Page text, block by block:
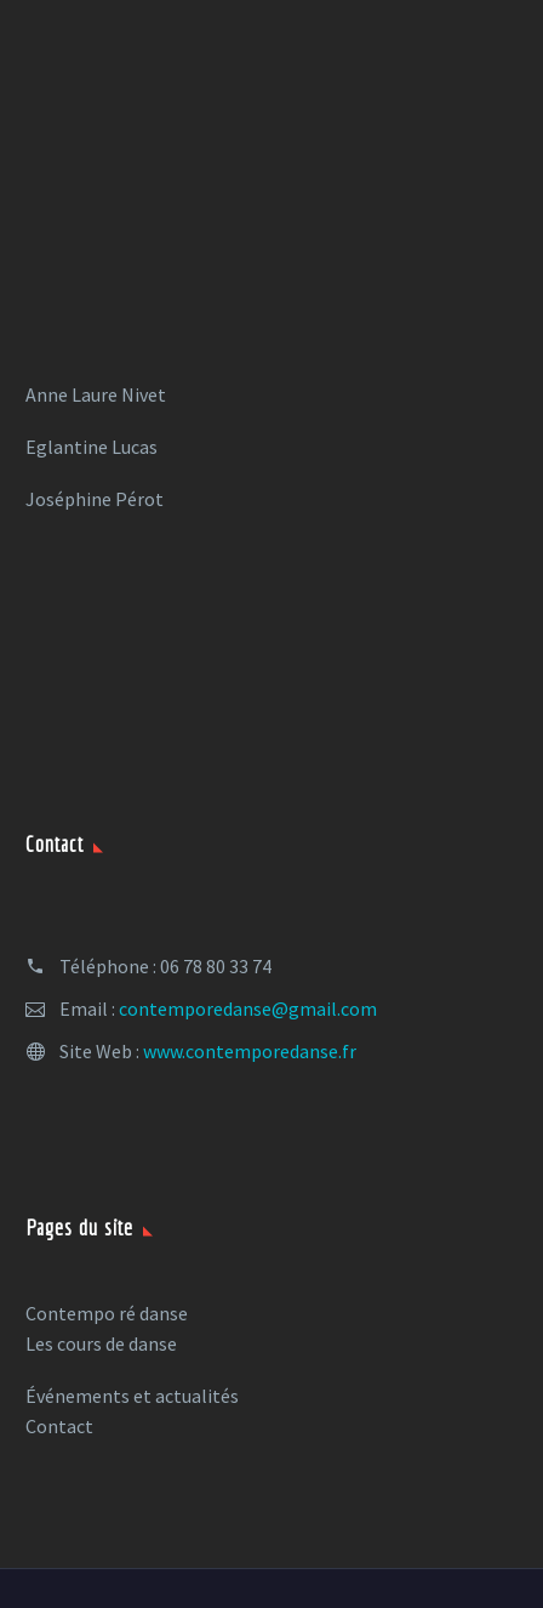
Anne Laure Nivet
Eglantine Lucas
Joséphine Pérot
Contact
Téléphone : 06 78 80 33 74
Email : contemporedanse@gmail.com
Site Web : www.contemporedanse.fr
Pages du site
Contempo ré danse
Les cours de danse
Événements et actualités
Contact